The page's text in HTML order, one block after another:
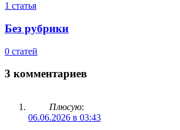
1 статья
Без рубрики
0 статей
3 комментариев
Плюсую:
06.06.2026 в 03:43